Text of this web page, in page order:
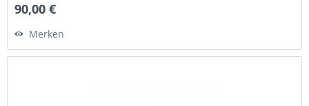
90,00 €
Merken